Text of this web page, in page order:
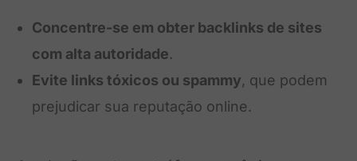
Concentre-se em obter backlinks de sites
com alta autoridade.
Evite links tóxicos ou spammy, que podem
prejudicar sua reputação online.